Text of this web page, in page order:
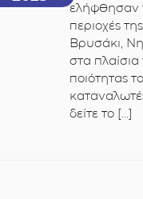
ελήφθησαν
περιοχές
Βρυσάκι,
στα
ποιότητας
δείτε το […]